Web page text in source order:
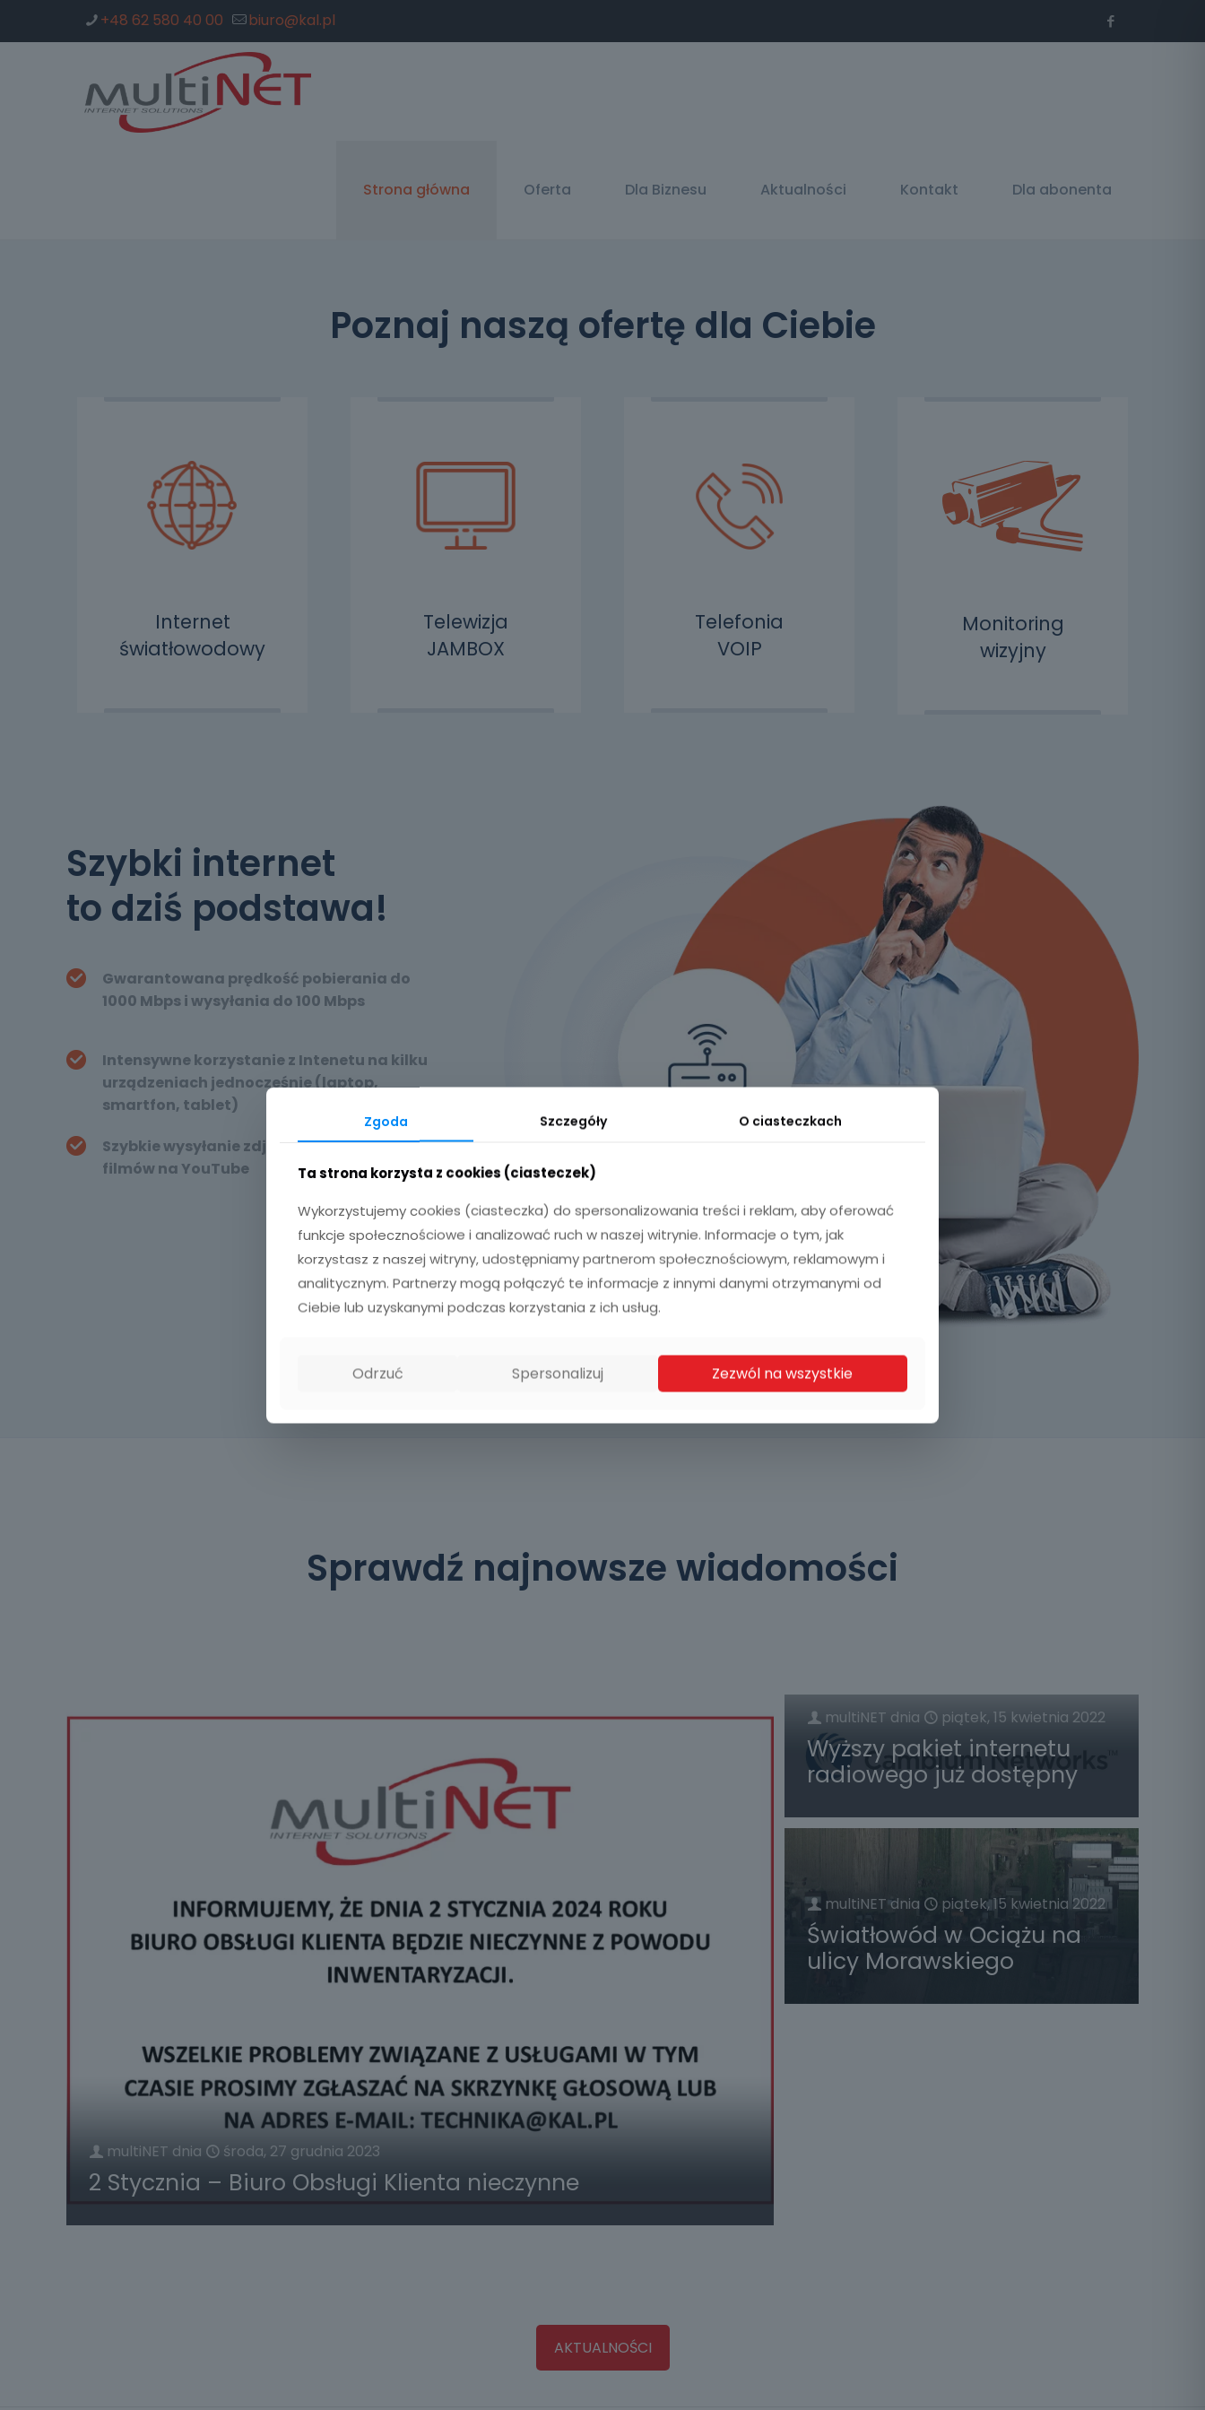
+48 62 580 40 00 biuro@kal.pl
Strona główna Oferta Dla Biznesu Aktualności Kontakt Dla abonenta
Poznaj naszą ofertę dla Ciebie
Internet
światłowodowy
Telewizja
JAMBOX
Telefonia
VOIP
Monitoring
wizyjny
Szybki internet
to dziś podstawa!
Gwarantowana prędkość pobierania do
1000 Mbps i wysyłania do 100 Mbps
Intensywne korzystanie z Intenetu na kilku
urządzeniach jednocześnie (laptop,
smartfon, tablet)
Szybkie wysyłanie zdjęć w e-mailach lub
filmów na YouTube
Sprawdź najnowsze wiadomości
multiNET dnia środa, 27 grudnia 2023
2 Stycznia – Biuro Obsługi Klienta nieczynne
multiNET dnia piątek, 15 kwietnia 2022
Wyższy pakiet internetu
radiowego już dostępny
multiNET dnia piątek, 15 kwietnia 2022
Światłowód w Ociążu na
ulicy Morawskiego
AKTUALNOŚCI
Zgoda Szczegóły O ciasteczkach
Ta strona korzysta z cookies (ciasteczek)
Wykorzystujemy cookies (ciasteczka) do spersonalizowania treści i reklam, aby oferować
funkcje społecznościowe i analizować ruch w naszej witrynie. Informacje o tym, jak
korzystasz z naszej witryny, udostępniamy partnerom społecznościowym, reklamowym i
analitycznym. Partnerzy mogą połączyć te informacje z innymi danymi otrzymanymi od
Ciebie lub uzyskanymi podczas korzystania z ich usług.
Odrzuć Spersonalizuj Zezwól na wszystkie